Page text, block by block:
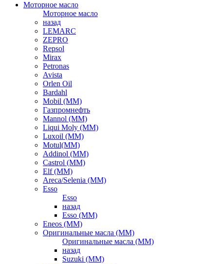
Моторное масло
Моторное масло
назад
LEMARC
ZEPRO
Repsol
Mirax
Petronas
Avista
Orlen Oil
Bardahl
Mobil (ММ)
Газпромнефть
Mannol (ММ)
Liqui Moly (ММ)
Luxoil (ММ)
Motul(ММ)
Addinol (ММ)
Castrol (ММ)
Elf (ММ)
Areca/Selenia (ММ)
Esso
Esso
назад
Esso (ММ)
Eneos (ММ)
Оригинальные масла (ММ)
Оригинальные масла (ММ)
назад
Suzuki (ММ)